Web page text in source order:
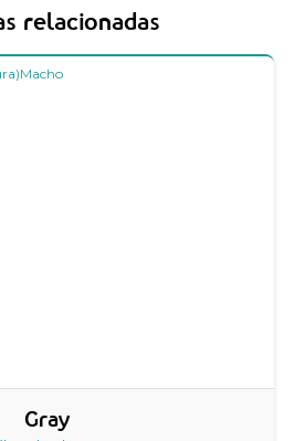
relacionadas
Gray
Macho